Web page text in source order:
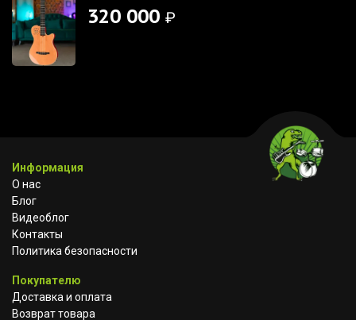
320 000 ₽
Информация
О нас
Блог
Видеоблог
Контакты
Политика безопасности
Покупателю
Доставка и оплата
Возврат товара